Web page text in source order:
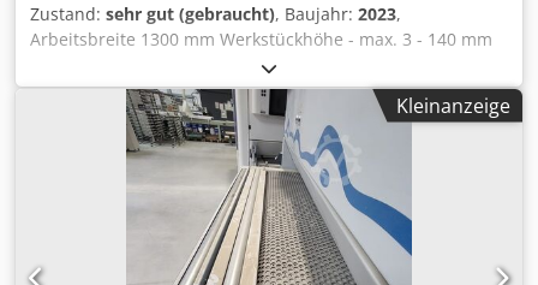
Zustand: sehr gut (gebraucht), Baujahr: 2023,
Arbeitsbreite 1300 mm Werkstückhöhe - max. 3 - 140 mm
Steuerung Xinje XD5 Teilkegellänge - min./max. 200 - mm
Gesamtleistungsbedarf 13,4 kW Maschinengewicht ca. 4,5
t Raumbedarf ca. 5,1 x 2 x 2,3 m Diese
Bürstenschleifmaschine ist ine einem sehr gutem Zustand,
sofort Verfügbar und kann beim Abgeber unter Strom
besichtigt werden. BESCHREIBUNG: - Teilelänge min.
200mm - Die Maschine ist ausgelegt zum Schleifen von
flachen Einzelteilen für Küchenschränke, Fenster, Türen,
Möbel, etc. - Modulare Ansteuerung der Moduleinheiten,
Kleinanzeige